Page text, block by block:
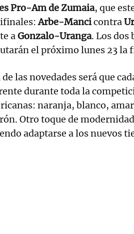
Pro-Am de Zumaia, que
Arbe-Mancicontra
aGonzalo-Uranga. Los dos
el próximo lunes 23 la
de las novedades será que
durante toda la
naranja, blanco,
Otro toque de
adaptarse a los nuevos